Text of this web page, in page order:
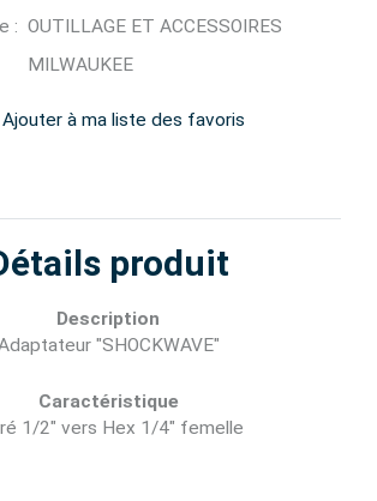
: OUTILLAGE ET ACCESSOIRES
MILWAUKEE
Ajouter à ma liste des favoris
produit
Description
"SHOCKWAVE"
Caractéristique
1/2" vers Hex 1/4" femelle